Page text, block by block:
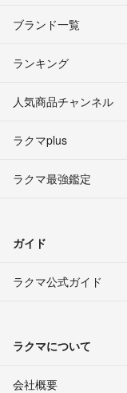
ブランド一覧
ランキング
人気商品チャンネル
ラクマplus
ラクマ最強鑑定
ガイド
ラクマ公式ガイド
ラクマについて
会社概要